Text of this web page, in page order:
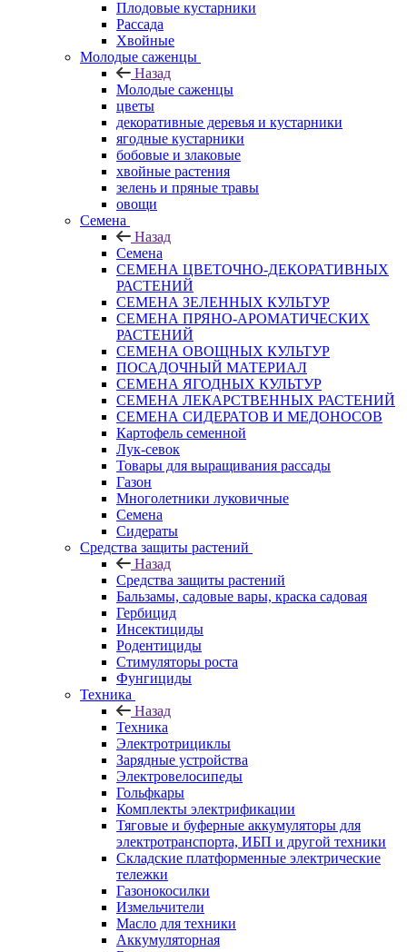
Плодовые кустарники
Рассада
Хвойные
Молодые саженцы
Назад
Молодые саженцы
цветы
декоративные деревья и кустарники
ягодные кустарники
бобовые и злаковые
хвойные растения
зелень и пряные травы
овощи
Семена
Назад
Семена
СЕМЕНА ЦВЕТОЧНО-ДЕКОРАТИВНЫХ
РАСТЕНИЙ
СЕМЕНА ЗЕЛЕННЫХ КУЛЬТУР
СЕМЕНА ПРЯНО-АРОМАТИЧЕСКИХ
РАСТЕНИЙ
СЕМЕНА ОВОЩНЫХ КУЛЬТУР
ПОСАДОЧНЫЙ МАТЕРИАЛ
СЕМЕНА ЯГОДНЫХ КУЛЬТУР
СЕМЕНА ЛЕКАРСТВЕННЫХ РАСТЕНИЙ
СЕМЕНА СИДЕРАТОВ И МЕДОНОСОВ
Картофель семенной
Лук-севок
Товары для выращивания рассады
Газон
Многолетники луковичные
Семена
Сидераты
Средства защиты растений
Назад
Средства защиты растений
Бальзамы, садовые вары, краска садовая
Гербицид
Инсектициды
Родентициды
Стимуляторы роста
Фунгициды
Техника
Назад
Техника
Электротрициклы
Зарядные устройства
Электровелосипеды
Гольфкары
Комплекты электрификации
Тяговые и буферные аккумуляторы для
электротранспорта, ИБП и другой техники
Складские платформенные электрические
тележки
Газонокосилки
Измельчители
Масло для техники
Аккумуляторная